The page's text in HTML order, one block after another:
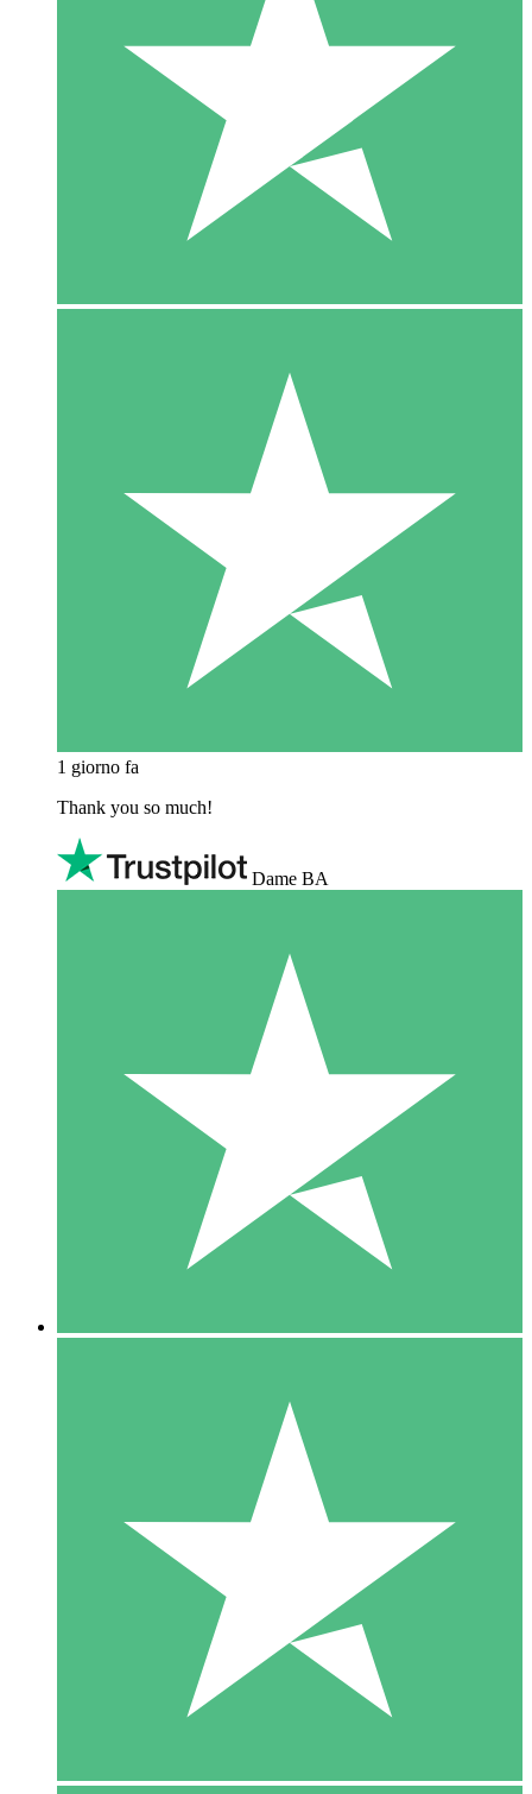
1 giorno fa
Thank you so much!
Dame BA